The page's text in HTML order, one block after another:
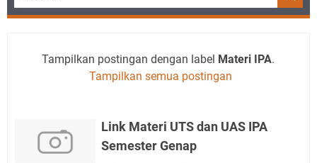
Tampilkan postingan dengan label Materi IPA.
Tampilkan semua postingan
Link Materi UTS dan UAS IPA
Semester Genap